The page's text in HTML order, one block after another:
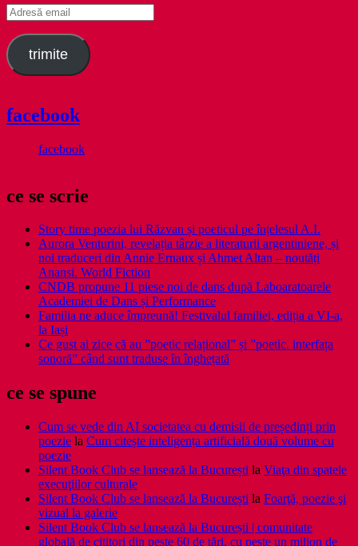
Adresă
email
trimite
facebook
facebook
ce se scrie
Story time poezia lui Răzvan și poeticul pe înțelesul A.I.
Aurora Venturini, revelația târzie a literaturii argentiniene, și
noi traduceri din Annie Ernaux și Ahmet Altan – noutăți
Anansi. World Fiction
CNDB propune 11 piese noi de dans după Laboaratoarele
Academiei de Dans și Performance
Familia ne aduce împreună! Festivalul familiei, ediția a VI-a,
la Iași
Ce gust ai zice că au ”poetic relațional” și ”poetic. interfața
sonoră” când sunt traduse în înghețată
ce se spune
Cum se vede din AI societatea cu demisii de președinți prin
poezie la Cum citește inteligența artificială două volume cu
poezie
Silent Book Club se lansează la București la Viaţa din spatele
execuţiilor culturale
Silent Book Club se lansează la București la Foarţă, poezie şi
vizual la galerie
Silent Book Club se lansează la București | comunitate
globală de cititori din peste 60 de țări, cu peste un milion de